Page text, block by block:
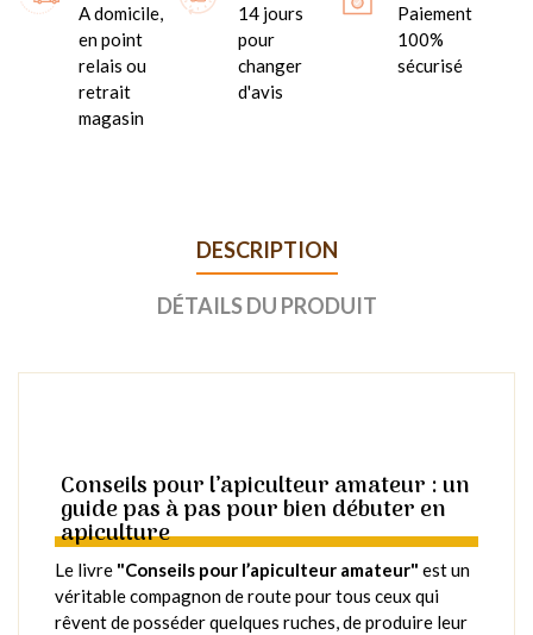
A domicile,
en point
relais ou
retrait
magasin
14 jours
pour
changer
d'avis
Paiement
100%
sécurisé
DESCRIPTION
DÉTAILS DU PRODUIT
Conseils pour l’apiculteur amateur : un
guide pas à pas pour bien débuter en
apiculture
Le livre "Conseils pour l’apiculteur amateur" est un
véritable compagnon de route pour tous ceux qui
rêvent de posséder quelques ruches, de produire leur